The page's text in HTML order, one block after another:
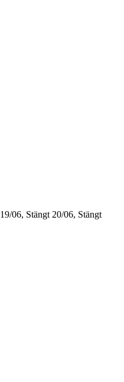
19/06, Stängt 20/06, Stängt